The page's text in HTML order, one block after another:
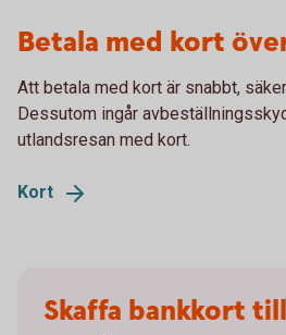
Betala med kort
Att betala med kort är snabbt,
Dessutom ingår
utlandsresan med kort.
Kort
Skaffa bankkort till